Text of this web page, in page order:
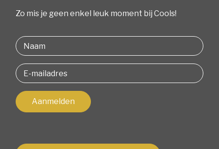
Zo mis je geen enkel leuk moment bij Cools!
Aanmelden